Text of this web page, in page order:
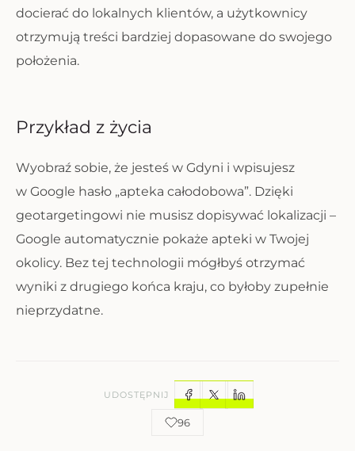
docierać do lokalnych klientów, a użytkownicy
otrzymują treści bardziej dopasowane do swojego
położenia.
Przykład z życia
Wyobraź sobie, że jesteś w Gdyni i wpisujesz
w Google hasło „apteka całodobowa”. Dzięki
geotargetingowi nie musisz dopisywać lokalizacji –
Google automatycznie pokaże apteki w Twojej
okolicy. Bez tej technologii mógłbyś otrzymać
wyniki z drugiego końca kraju, co byłoby zupełnie
nieprzydatne.
UDOSTĘPNIJ
96